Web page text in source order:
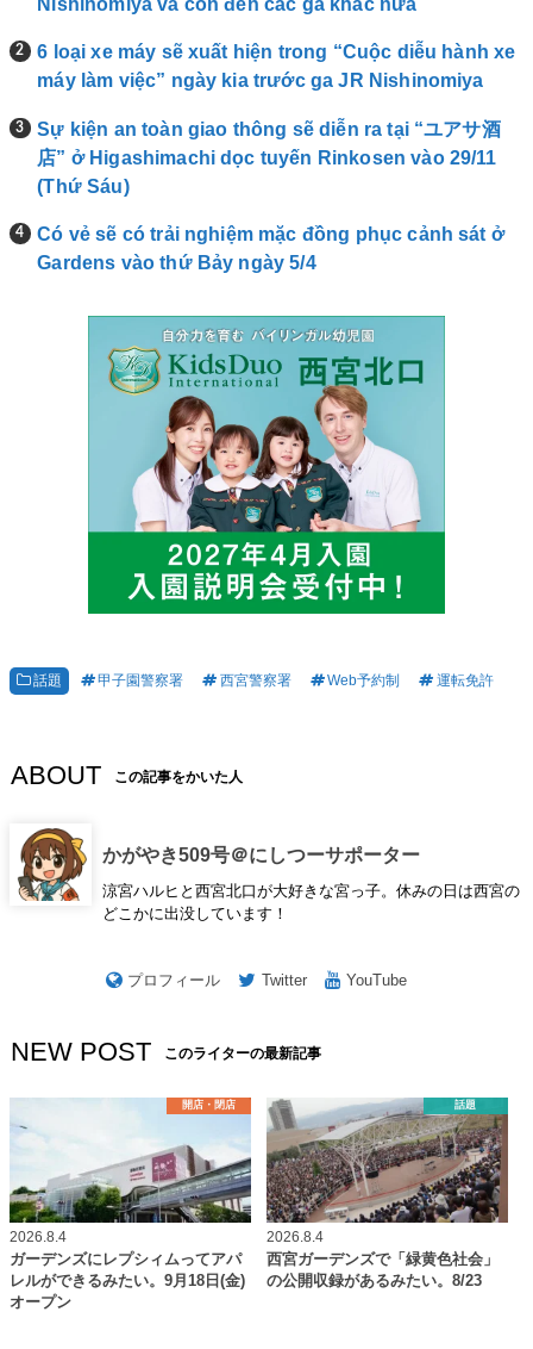
6 loại xe máy sẽ xuất hiện trong “Cuộc diễu hành xe
máy làm việc” ngày kia trước ga JR Nishinomiya
Sự kiện an toàn giao thông sẽ diễn ra tại “ユアサ酒
店” ở Higashimachi dọc tuyến Rinkosen vào 29/11
(Thứ Sáu)
Có vẻ sẽ có trải nghiệm mặc đồng phục cảnh sát ở
Gardens vào thứ Bảy ngày 5/4
話題 甲子園警察署 西宮警察署 Web予約制 運転免許
ABOUT この記事をかいた人
かがやき509号＠にしつーサポーター
涼宮ハルヒと西宮北口が大好きな宮っ子。休みの日は西宮の
どこかに出没しています！
プロフィール Twitter YouTube
NEW POST このライターの最新記事
開店・閉店
2026.8.4
ガーデンズにレプシィムってアパ
レルができるみたい。9月18日(金)
オープン
話題
2026.8.4
西宮ガーデンズで「緑黄色社会」
の公開収録があるみたい。8/23